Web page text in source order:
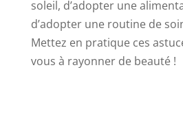
soleil, d’adopter une
d’adopter une routine de
Mettez en pratique ces
vous à rayonner de beauté !